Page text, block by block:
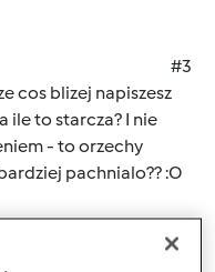
#3
cos blizej napiszesz
ile to starcza? I nie
- to orzechy
pachnialo?? :O